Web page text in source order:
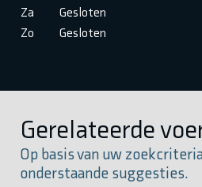
Za
Gesloten
Zo
Gesloten
Gerelateerde
Op basis van uw
onderstaande suggesties.